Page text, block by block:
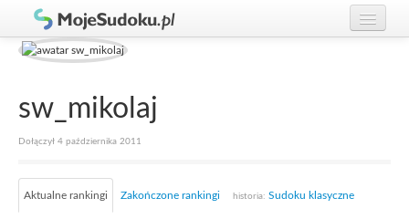
Graj w Sudoku!
Zasady Sudoku
sw_mikolaj
Dołączył 4 października 2011
Aktualne rankingi Zakończone rankingi historia: Sudoku klasyczne